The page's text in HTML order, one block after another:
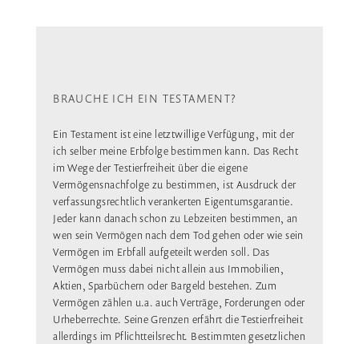
BRAUCHE ICH EIN TESTAMENT?
Ein Testament ist eine letztwillige Verfügung, mit der
ich selber meine Erbfolge bestimmen kann. Das Recht
im Wege der Testierfreiheit über die eigene
Vermögensnachfolge zu bestimmen, ist Ausdruck der
verfassungsrechtlich verankerten Eigentumsgarantie.
Jeder kann danach schon zu Lebzeiten bestimmen, an
wen sein Vermögen nach dem Tod gehen oder wie sein
Vermögen im Erbfall aufgeteilt werden soll. Das
Vermögen muss dabei nicht allein aus Immobilien,
Aktien, Sparbüchern oder Bargeld bestehen. Zum
Vermögen zählen u.a. auch Verträge, Forderungen oder
Urheberrechte. Seine Grenzen erfährt die Testierfreiheit
allerdings im Pflichtteilsrecht. Bestimmten gesetzlichen